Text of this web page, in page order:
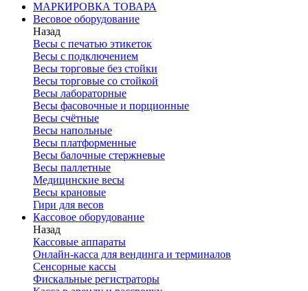
МАРКИРОВКА ТОВАРА
Весовое оборудование
Назад
Весы с печатью этикеток
Весы с подключением
Весы торговые без стойки
Весы торговые со стойкой
Весы лабораторные
Весы фасовочные и порционные
Весы счётные
Весы напольные
Весы платформенные
Весы балочные стержневые
Весы паллетные
Медицинские весы
Весы крановые
Гири для весов
Кассовое оборудование
Назад
Кассовые аппараты
Онлайн-касса для вендинга и терминалов
Сенсорные кассы
Фискальные регистраторы